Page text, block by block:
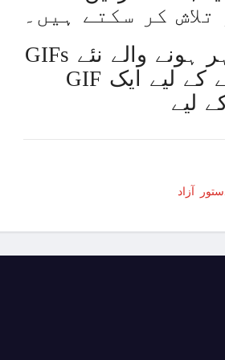
ہوگئی، 700 افراد زخمی
ہم جنس پرستی پر سزائیں ختم کرنے کا مطالبہ
امیرالبحر سے باہمی دلچسپی کے امور پر گفتگو
کر سکتے ہیں۔
GIFs شیئر کرنے کے لیے، صارف تھریڈز کمپوزر کے اختیارات میں ظاہر ہونے والے نئے
GIF آئیکن کا استعمال کریں گے۔ اس طرح صارف اپنا پیغام پہنچانے کے لیے ایک